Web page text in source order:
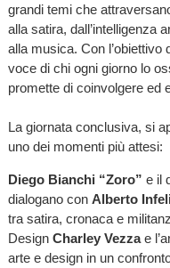
grandi temi che
alla satira, dall’intelligenza
alla musica. Con
voce di chi ogni giorno lo
promette di coinvolgere ed
La giornata conclusiva, si
uno dei momenti più attesi:
Diego Bianchi “Zoro” e il
dialogano con Alberto
tra satira, cronaca e
Design Charley Vezzae
arte e design in un